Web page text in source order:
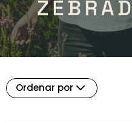
Ordenar por